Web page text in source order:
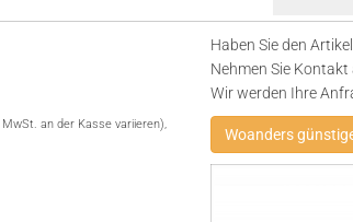
an der Kasse variieren),
Haben Sie den Artikel
Nehmen Sie Kontakt
Wir werden Ihre
Woanders